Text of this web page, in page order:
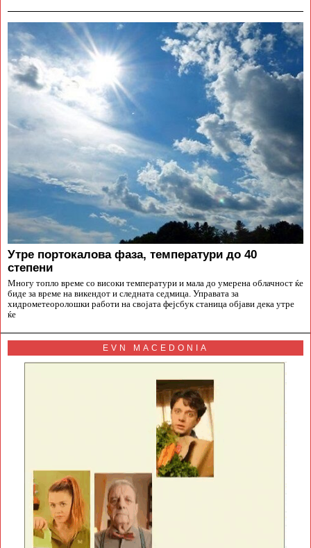
Утре портокалова фаза, температури до 40
степени
Многу топло време со високи температури и мала до умерена облачност ќе
биде за време на викендот и следната седмица. Управата за
хидрометеоролошки работи на својата фејсбук станица објави дека утре
ќе
EVN MACEDONIA